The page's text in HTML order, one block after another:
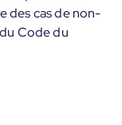
des cas de non-
Code du